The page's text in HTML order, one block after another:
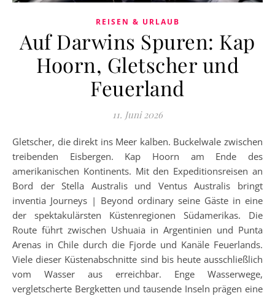
REISEN & URLAUB
Auf Darwins Spuren: Kap
Hoorn, Gletscher und
Feuerland
11. Juni 2026
Gletscher, die direkt ins Meer kalben. Buckelwale zwischen
treibenden Eisbergen. Kap Hoorn am Ende des
amerikanischen Kontinents. Mit den Expeditionsreisen an
Bord der Stella Australis und Ventus Australis bringt
inventia Journeys | Beyond ordinary seine Gäste in eine
der spektakulärsten Küstenregionen Südamerikas. Die
Route führt zwischen Ushuaia in Argentinien und Punta
Arenas in Chile durch die Fjorde und Kanäle Feuerlands.
Viele dieser Küstenabschnitte sind bis heute ausschließlich
vom Wasser aus erreichbar. Enge Wasserwege,
vergletscherte Bergketten und tausende Inseln prägen eine